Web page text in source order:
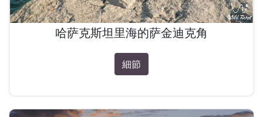
哈萨克斯坦里海的萨金迪克角
細節